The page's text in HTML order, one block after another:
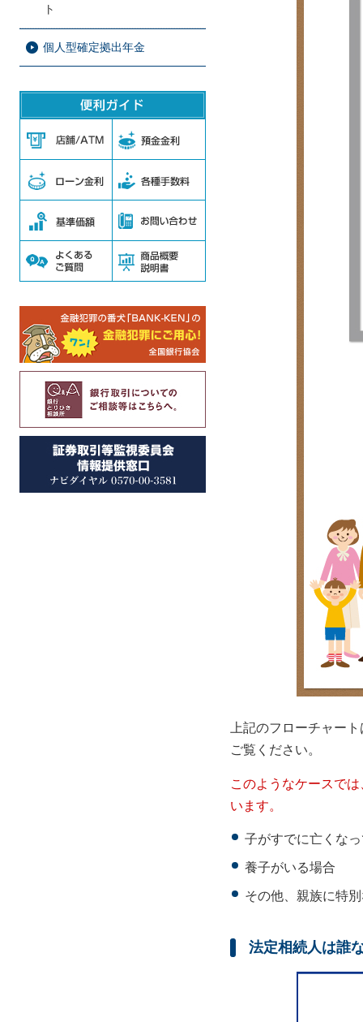
上記のフローチャー
ご覧ください。
このようなケースで
います。
子がすでに亡くな
養子がいる場合
その他、親族に特
法定相続人は誰
ト
個人型確定拠出年金